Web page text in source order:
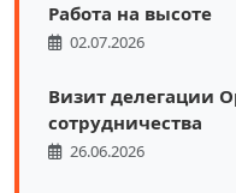
Работа на высоте
02.07.2026
Визит делегации
сотрудничества
26.06.2026